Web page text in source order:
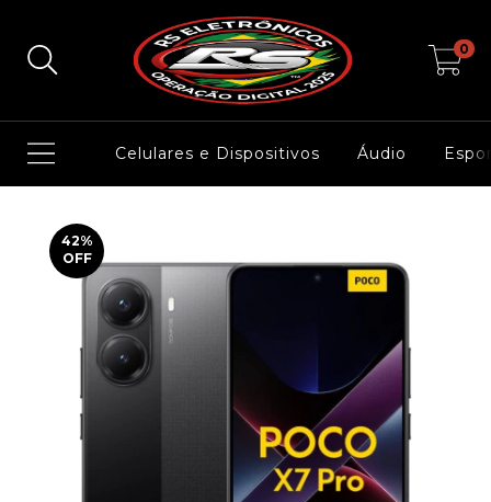
0
Celulares e Dispositivos Áudio
42%
OFF